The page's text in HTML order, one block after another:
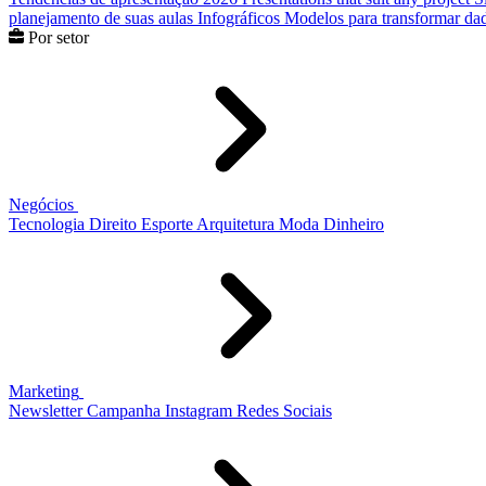
planejamento de suas aulas Infográficos Modelos para transformar
Por setor
Negócios
Tecnologia Direito Esporte Arquitetura Moda Dinheiro
Marketing
Newsletter Campanha Instagram Redes Sociais